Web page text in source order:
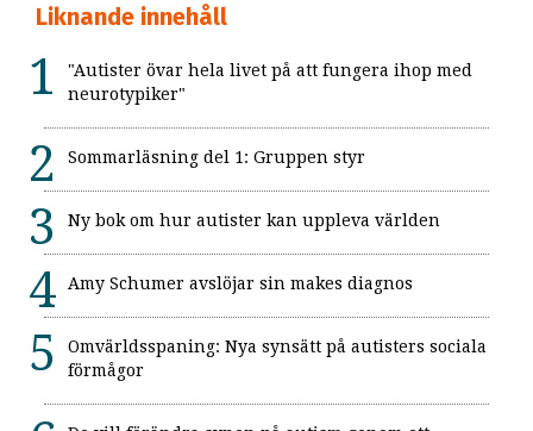
Liknande innehåll
"Autister övar hela livet på att fungera ihop med
neurotypiker"
Sommarläsning del 1: Gruppen styr
Ny bok om hur autister kan uppleva världen
Amy Schumer avslöjar sin makes diagnos
Omvärldsspaning: Nya synsätt på autisters sociala
förmågor